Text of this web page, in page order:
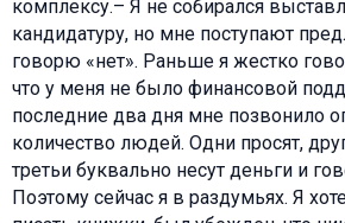
комплексу.– Я не собирался
кандидатуру, но мне поступают
говорю «нет». Раньше я жестко
что у меня не было финансовой
последние два дня мне позвонило
количество людей. Одни просят,
третьи буквально несут деньги и
Поэтому сейчас я в раздумьях. Я